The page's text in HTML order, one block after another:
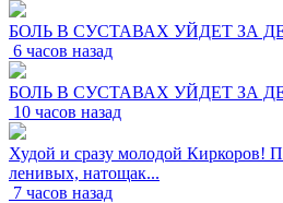
БОЛЬ В СУСТАВАХ УЙДЕТ ЗА
6 часов назад
БОЛЬ В СУСТАВАХ УЙДЕТ ЗА
10 часов назад
Худой и сразу молодой Киркоров!
ленивых, натощак...
7 часов назад